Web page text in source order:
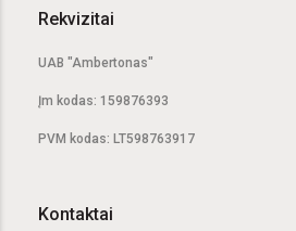
Rekvizitai
UAB "Ambertonas"
Įm kodas: 159876393
PVM kodas: LT598763917
Kontaktai